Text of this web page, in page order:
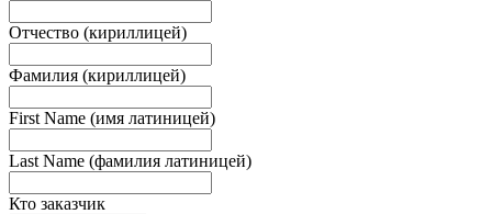
Отчество (кириллицей)
Фамилия (кириллицей)
First Name (имя латиницей)
Last Name (фамилия латиницей)
Кто заказчик